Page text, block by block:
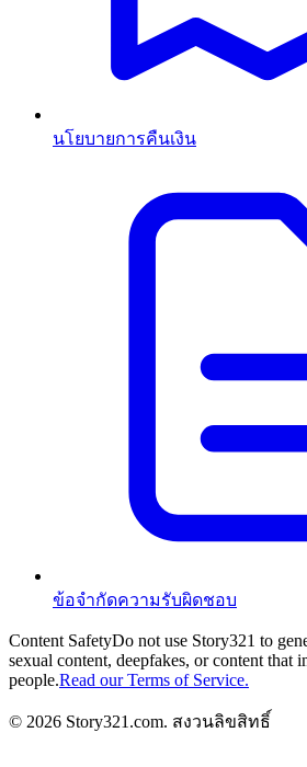
นโยบายการคืนเงิน
ข้อจำกัดความรับผิดชอบ
Content SafetyDo not use Story321 to
sexual content, deepfakes, or content that
people.Read our Terms of Service.
© 2026 Story321.com. สงวนลิขสิทธิ์